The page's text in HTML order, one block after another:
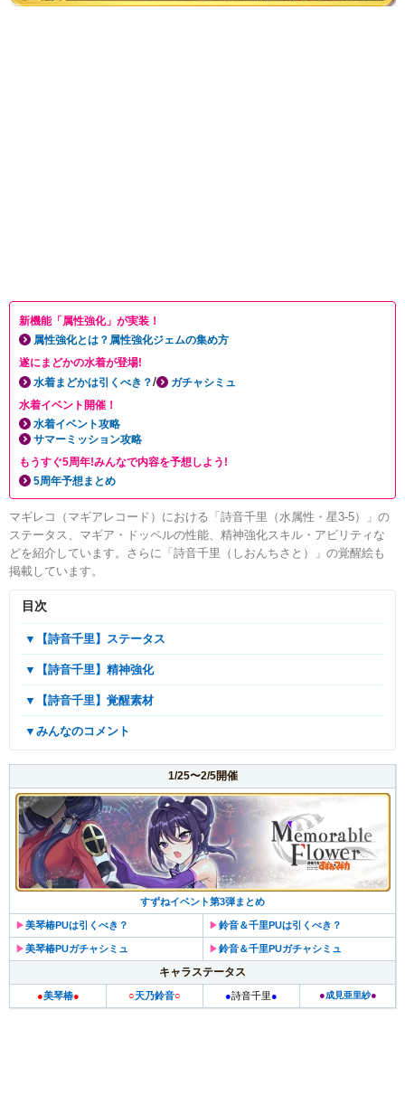
新機能「属性強化」が実装！
属性強化とは？属性強化ジェムの集め方
遂にまどかの水着が登場!
水着まどかは引くべき？/
ガチャシミュ
水着イベント開催！
水着イベント攻略
サマーミッション攻略
もうすぐ5周年!みんなで内容を予想しよう!
5周年予想まとめ
マギレコ（マギアレコード）における「詩音千里（水属性・星3-5）」の
ステータス、マギア・ドッペルの性能、精神強化スキル・アビリティな
どを紹介しています。さらに「詩音千里（しおんちさと）」の覚醒絵も
掲載しています。
目次
▼【詩音千里】ステータス
▼【詩音千里】精神強化
▼【詩音千里】覚醒素材
▼みんなのコメント
1/25〜2/5開催
すずねイベント第3弾まとめ
▶︎美琴椿PUは引くべき？ ▶︎鈴音＆千里PUは引くべき？
▶︎美琴椿PUガチャシミュ ▶︎鈴音＆千里PUガチャシミュ
キャラステータス
●美琴椿● ○天乃鈴音○ ●詩音千里● ●成見亜里紗●